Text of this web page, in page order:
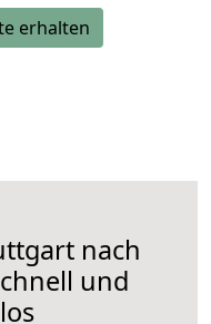
erhalten
nach
und